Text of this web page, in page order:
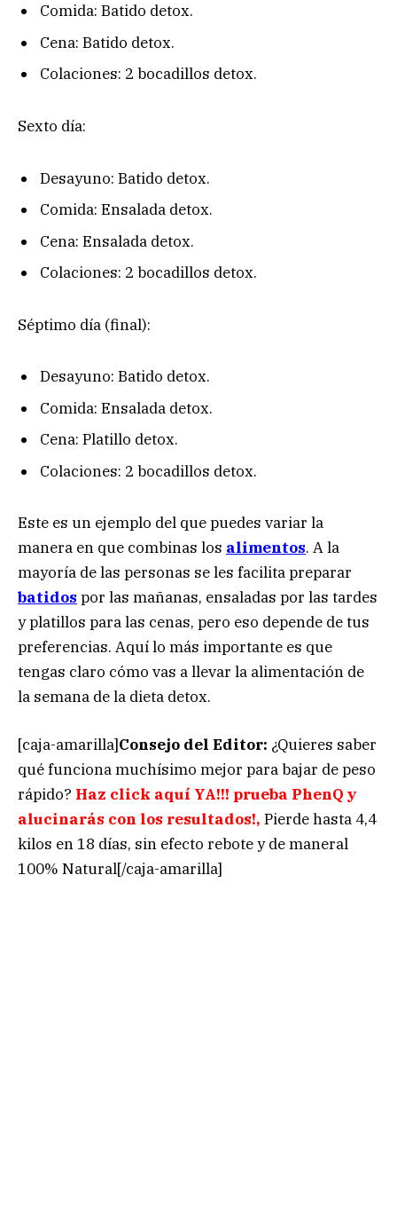
Comida: Batido detox.
Cena: Batido detox.
Colaciones: 2 bocadillos detox.
Sexto día:
Desayuno: Batido detox.
Comida: Ensalada detox.
Cena: Ensalada detox.
Colaciones: 2 bocadillos detox.
Séptimo día (final):
Desayuno: Batido detox.
Comida: Ensalada detox.
Cena: Platillo detox.
Colaciones: 2 bocadillos detox.
Este es un ejemplo del que puedes variar la
manera en que combinas los alimentos. A la
mayoría de las personas se les facilita preparar
batidos por las mañanas, ensaladas por las tardes
y platillos para las cenas, pero eso depende de tus
preferencias. Aquí lo más importante es que
tengas claro cómo vas a llevar la alimentación de
la semana de la dieta detox.
[caja-amarilla]Consejo del Editor: ¿Quieres saber
qué funciona muchísimo mejor para bajar de peso
rápido? Haz click aquí YA!!! prueba PhenQ y
alucinarás con los resultados!, Pierde hasta 4,4
kilos en 18 días, sin efecto rebote y de maneral
100% Natural[/caja-amarilla]